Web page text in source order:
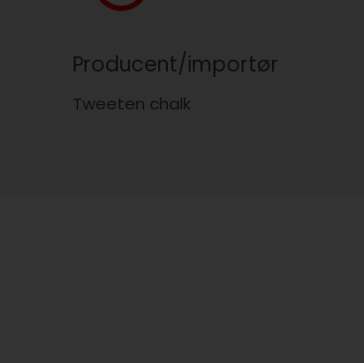
Producent/importør
Tweeten chalk